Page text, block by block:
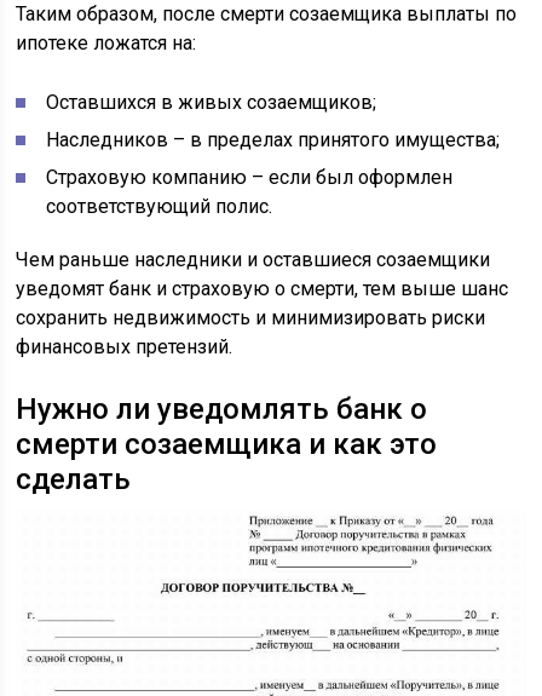
Таким образом, после смерти созаемщика выплаты по
ипотеке ложатся на:
Оставшихся в живых созаемщиков;
Наследников – в пределах принятого имущества;
Страховую компанию – если был оформлен
соответствующий полис.
Чем раньше наследники и оставшиеся созаемщики
уведомят банк и страховую о смерти, тем выше шанс
сохранить недвижимость и минимизировать риски
финансовых претензий.
Нужно ли уведомлять банк о
смерти созаемщика и как это
сделать